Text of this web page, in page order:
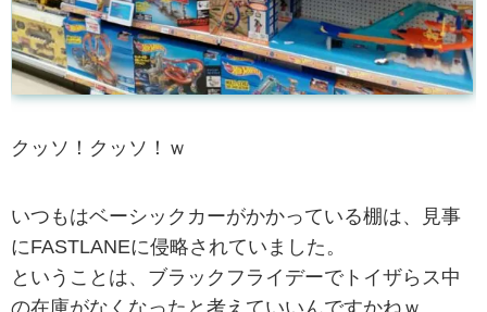
クッソ！クッソ！ｗ
いつもはベーシックカーがかかっている棚は、見事
にFASTLANEに侵略されていました。
ということは、ブラックフライデーでトイザらス中